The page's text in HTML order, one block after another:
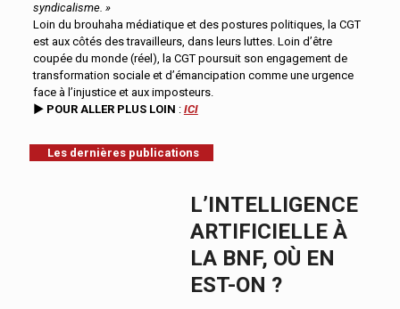
syndicalisme. »
Loin du brouhaha médiatique et des postures politiques, la CGT
est aux côtés des travailleurs, dans leurs luttes. Loin d’être
coupée du monde (réel), la CGT poursuit son engagement de
transformation sociale et d’émancipation comme une urgence
face à l’injustice et aux imposteurs.
► POUR ALLER PLUS LOIN : ICI
Les dernières publications
L’INTELLIGENCE
ARTIFICIELLE À
LA BNF, OÙ EN
EST-ON ?